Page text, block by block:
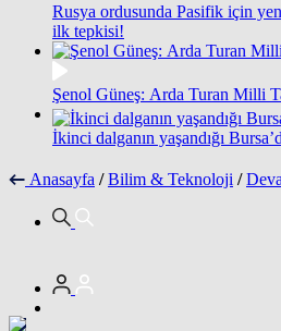
Rusya ordusunda Pasifik için
ilk tepkisi!
Şenol Güneş: Arda Turan Milli
İkinci dalganın yaşandığı
Anasayfa / Bilim & Teknoloji /